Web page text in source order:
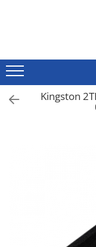
Laptop, Tablete &
Laptop / Notebook
Notebook
Kingston